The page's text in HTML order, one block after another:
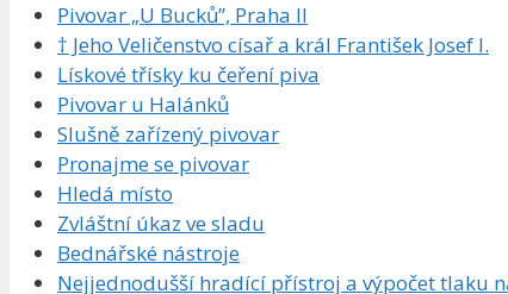
Pivovar „U Bucků”, Praha II
† Jeho Veličenstvo císař a král František Josef I.
Lískové třísky ku čeření piva
Pivovar u Halánků
Slušně zařízený pivovar
Pronajme se pivovar
Hledá místo
Zvláštní úkaz ve sladu
Bednářské nástroje
Nejjednodušší hradící přístroj a výpočet tlaku